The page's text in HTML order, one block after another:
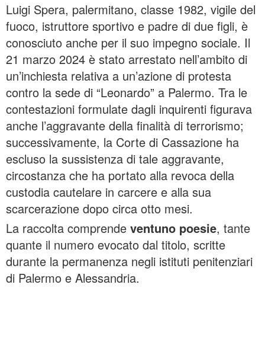
Luigi Spera, palermitano, classe 1982, vigile del
fuoco, istruttore sportivo e padre di due figli, è
conosciuto anche per il suo impegno sociale. Il
21 marzo 2024 è stato arrestato nell’ambito di
un’inchiesta relativa a un’azione di protesta
contro la sede di “Leonardo” a Palermo. Tra le
contestazioni formulate dagli inquirenti figurava
anche l’aggravante della finalità di terrorismo;
successivamente, la Corte di Cassazione ha
escluso la sussistenza di tale aggravante,
circostanza che ha portato alla revoca della
custodia cautelare in carcere e alla sua
scarcerazione dopo circa otto mesi.
La raccolta comprende ventuno poesie, tante
quante il numero evocato dal titolo, scritte
durante la permanenza negli istituti penitenziari
di Palermo e Alessandria.